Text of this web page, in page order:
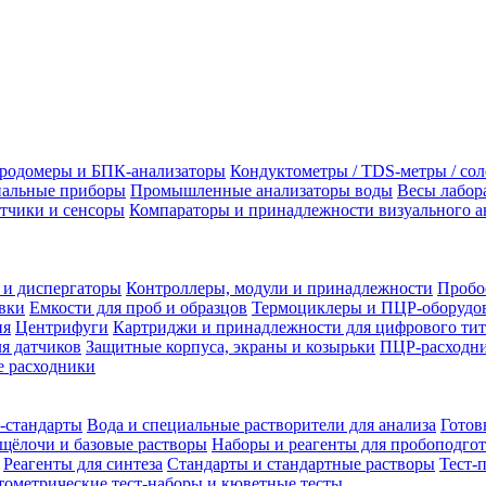
и БПК-анализаторы Кондуктометры / TDS-метры /
приборы Промышленные анализаторы воды Весы
и сенсоры Компараторы и принадлежности визуального
диспергаторы Контроллеры, модули и принадлежности
Емкости для проб и образцов Термоциклеры и ПЦР-
Центрифуги Картриджи и принадлежности для цифрового
датчиков Защитные корпуса, экраны и козырьки ПЦР-
Вода и специальные растворители для анализа
и базовые растворы Наборы и реагенты для
Реагенты для синтеза Стандарты и стандартные растворы Тест-